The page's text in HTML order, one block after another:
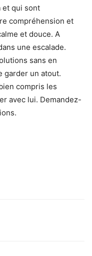
et qui sont
compréhension et
et douce. A
une escalade.
sans en
garder un atout.
compris les
avec lui. Demandez-